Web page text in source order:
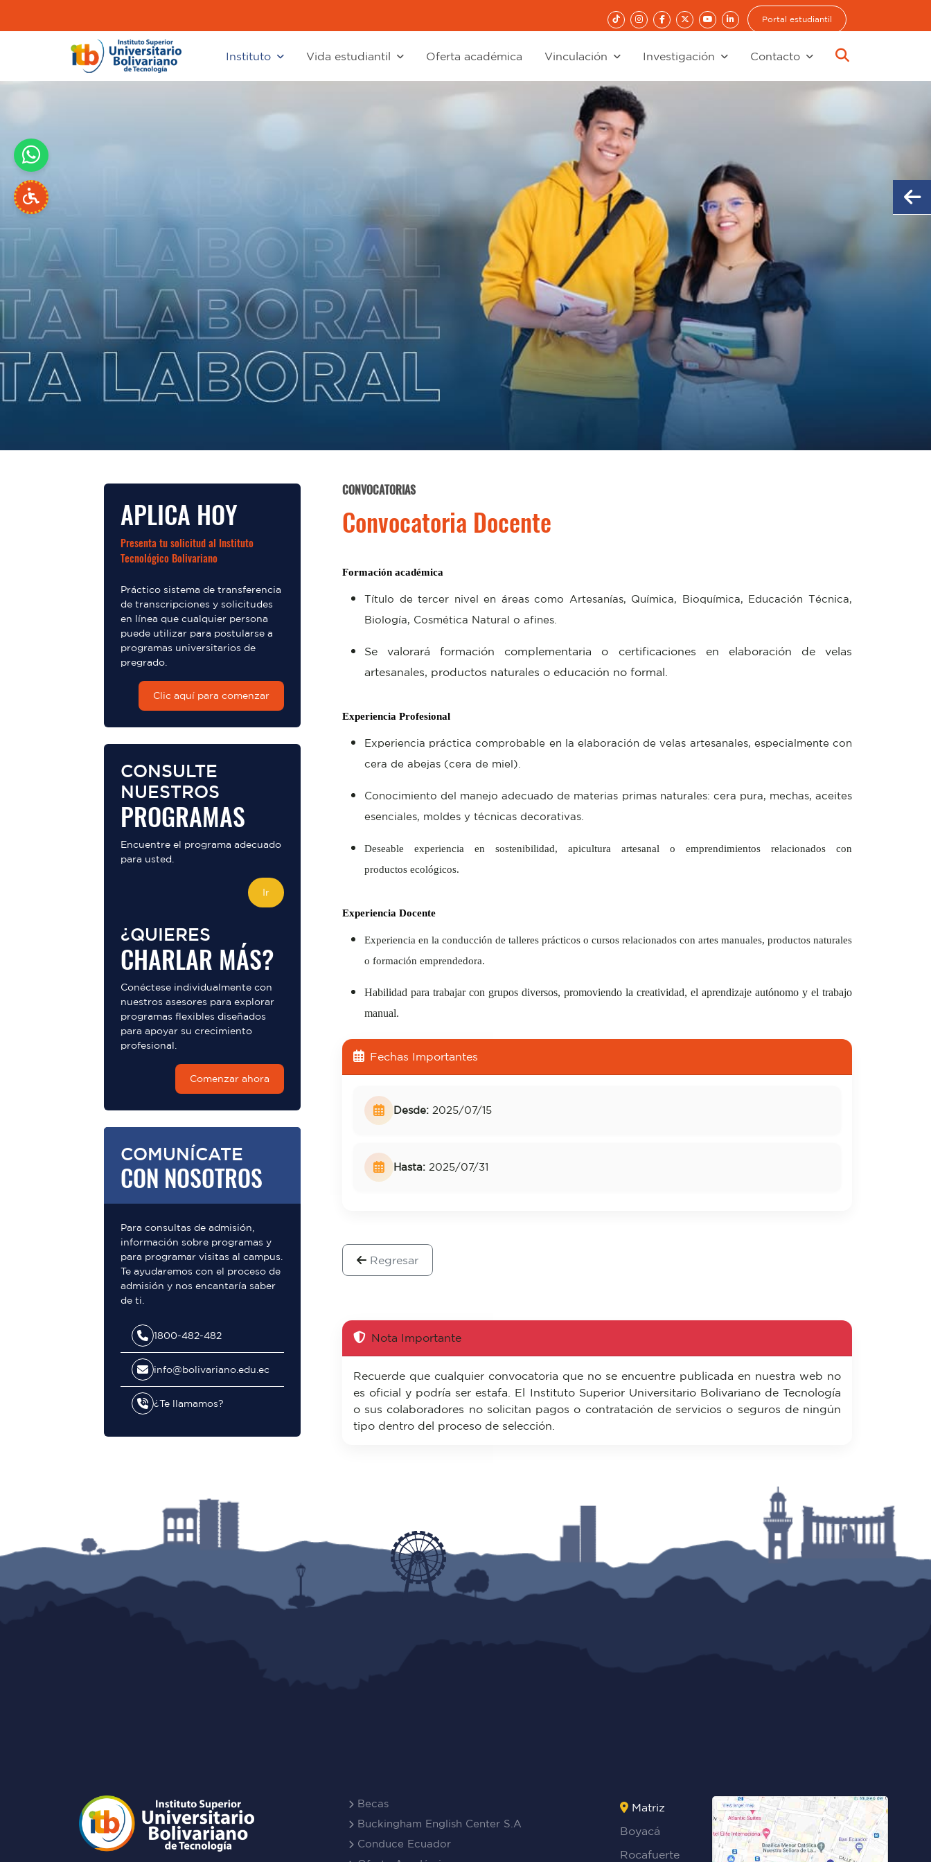
Portal estudiantil
Instituto Vida estudiantil Oferta académica Vinculación Investigación Contacto
APLICA HOY
Presenta tu solicitud al Instituto
Tecnológico Bolivariano
Práctico sistema de transferencia
de transcripciones y solicitudes
en línea que cualquier persona
puede utilizar para postularse a
programas universitarios de
pregrado.
Clic aquí para comenzar
CONSULTE
NUESTROS
PROGRAMAS
Encuentre el programa adecuado
para usted.
Ir
¿QUIERES
CHARLAR MÁS?
Conéctese individualmente con
nuestros asesores para explorar
programas flexibles diseñados
para apoyar su crecimiento
profesional.
Comenzar ahora
COMUNÍCATE
CON NOSOTROS
Para consultas de admisión,
información sobre programas y
para programar visitas al campus.
Te ayudaremos con el proceso de
admisión y nos encantaría saber
de ti.
1800-482-482
info@bolivariano.edu.ec
¿Te llamamos?
CONVOCATORIAS
Convocatoria Docente
Formación académica
Título de tercer nivel en áreas como Artesanías, Química, Bioquímica, Educación Técnica,
Biología, Cosmética Natural o afines.
Se valorará formación complementaria o certificaciones en elaboración de velas
artesanales, productos naturales o educación no formal.
Experiencia Profesional
Experiencia práctica comprobable en la elaboración de velas artesanales, especialmente con
cera de abejas (cera de miel).
Conocimiento del manejo adecuado de materias primas naturales: cera pura, mechas, aceites
esenciales, moldes y técnicas decorativas.
Deseable experiencia en sostenibilidad, apicultura artesanal o emprendimientos relacionados con
productos ecológicos.
Experiencia Docente
Experiencia en la conducción de talleres prácticos o cursos relacionados con artes manuales, productos naturales
o formación emprendedora.
Habilidad para trabajar con grupos diversos, promoviendo la creatividad, el aprendizaje autónomo y el trabajo
manual.
Fechas Importantes
Desde: 2025/07/15
Hasta: 2025/07/31
Regresar
Nota Importante
Recuerde que cualquier convocatoria que no se encuentre publicada en nuestra web no
es oficial y podría ser estafa. El Instituto Superior Universitario Bolivariano de Tecnología
o sus colaboradores no solicitan pagos o contratación de servicios o seguros de ningún
tipo dentro del proceso de selección.
Becas
Buckingham English Center S.A
Conduce Ecuador
Matriz
Boyacá
Rocafuerte